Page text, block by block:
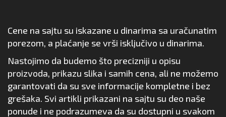
Cene na sajtu su iskazane u dinarima sa uračunatim
porezom, a plaćanje se vrši isključivo u dinarima.
Nastojimo da budemo što precizniji u opisu
proizvoda, prikazu slika i samih cena, ali ne možemo
garantovati da su sve informacije kompletne i bez
grešaka. Svi artikli prikazani na sajtu su deo naše
ponude i ne podrazumeva da su dostupni u svakom